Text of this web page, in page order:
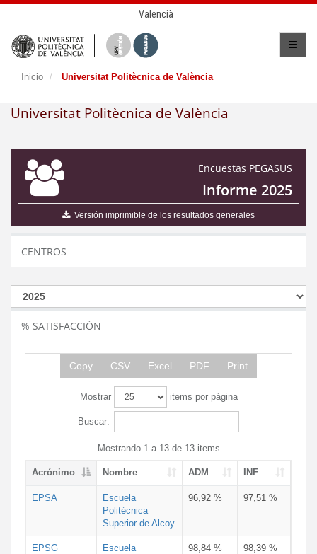
Valencià
Inicio Universitat Politècnica de València
Universitat Politècnica de València
Encuestas PEGASUS
Informe 2025
Versión imprimible de los resultados generales
CENTROS
% SATISFACCIÓN
Copy CSV Excel PDF Print
Mostrar items por página
Buscar:
Mostrando 1 a 13 de 13 items
Acrónimo Nombre ADM INF
EPSA
Escuela
Politécnica
Superior de Alcoy
96,92 % 97,51 %
EPSG
Escuela
98,84 % 98,39 %